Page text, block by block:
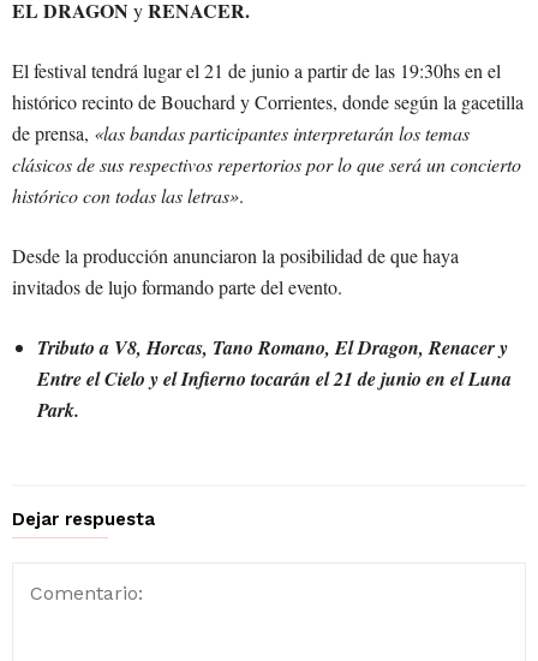
EL DRAGON yRENACER.
El festival tendrá lugar el 21 de junio a partir de las 19:30hs en el
histórico recinto de Bouchard y Corrientes, donde según la gacetilla
de prensa, «las bandas participantes interpretarán los temas
clásicos de sus respectivos repertorios por lo que será un concierto
histórico con todas las letras».
Desde la producción anunciaron la posibilidad de que haya
invitados de lujo formando parte del evento.
Tributo a V8, Horcas, Tano Romano, El Dragon, Renacer y
Entre el Cielo y el Infierno tocarán el 21 de junio en el Luna
Park.
Dejar respuesta